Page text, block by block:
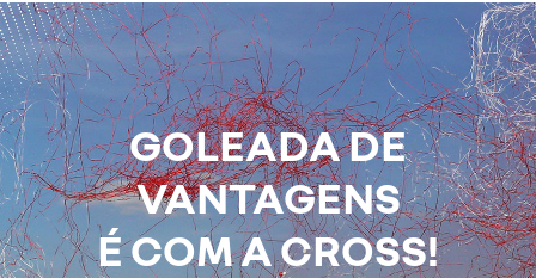
GOLEADA DE
VANTAGENS
É COM A CROSS!